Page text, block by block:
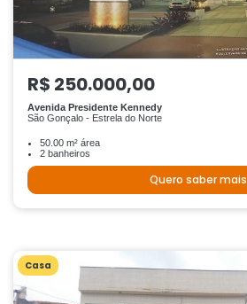
R$ 250.000,00
Avenida Presidente Kennedy
São Gonçalo - Estrela do Norte
50.00 m² área
2 banheiros
Quero saber mais
Casa